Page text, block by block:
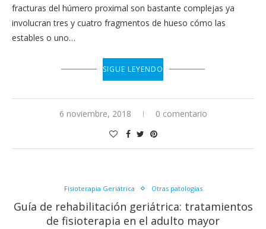
fracturas del húmero proximal son bastante complejas ya
involucran tres y cuatro fragmentos de hueso cómo las
estables o uno…
SIGUE LEYENDO
6 noviembre, 2018 0 comentario
Fisioterapia Geriátrica Otras patologías
Guía de rehabilitación geriátrica: tratamientos
de fisioterapia en el adulto mayor